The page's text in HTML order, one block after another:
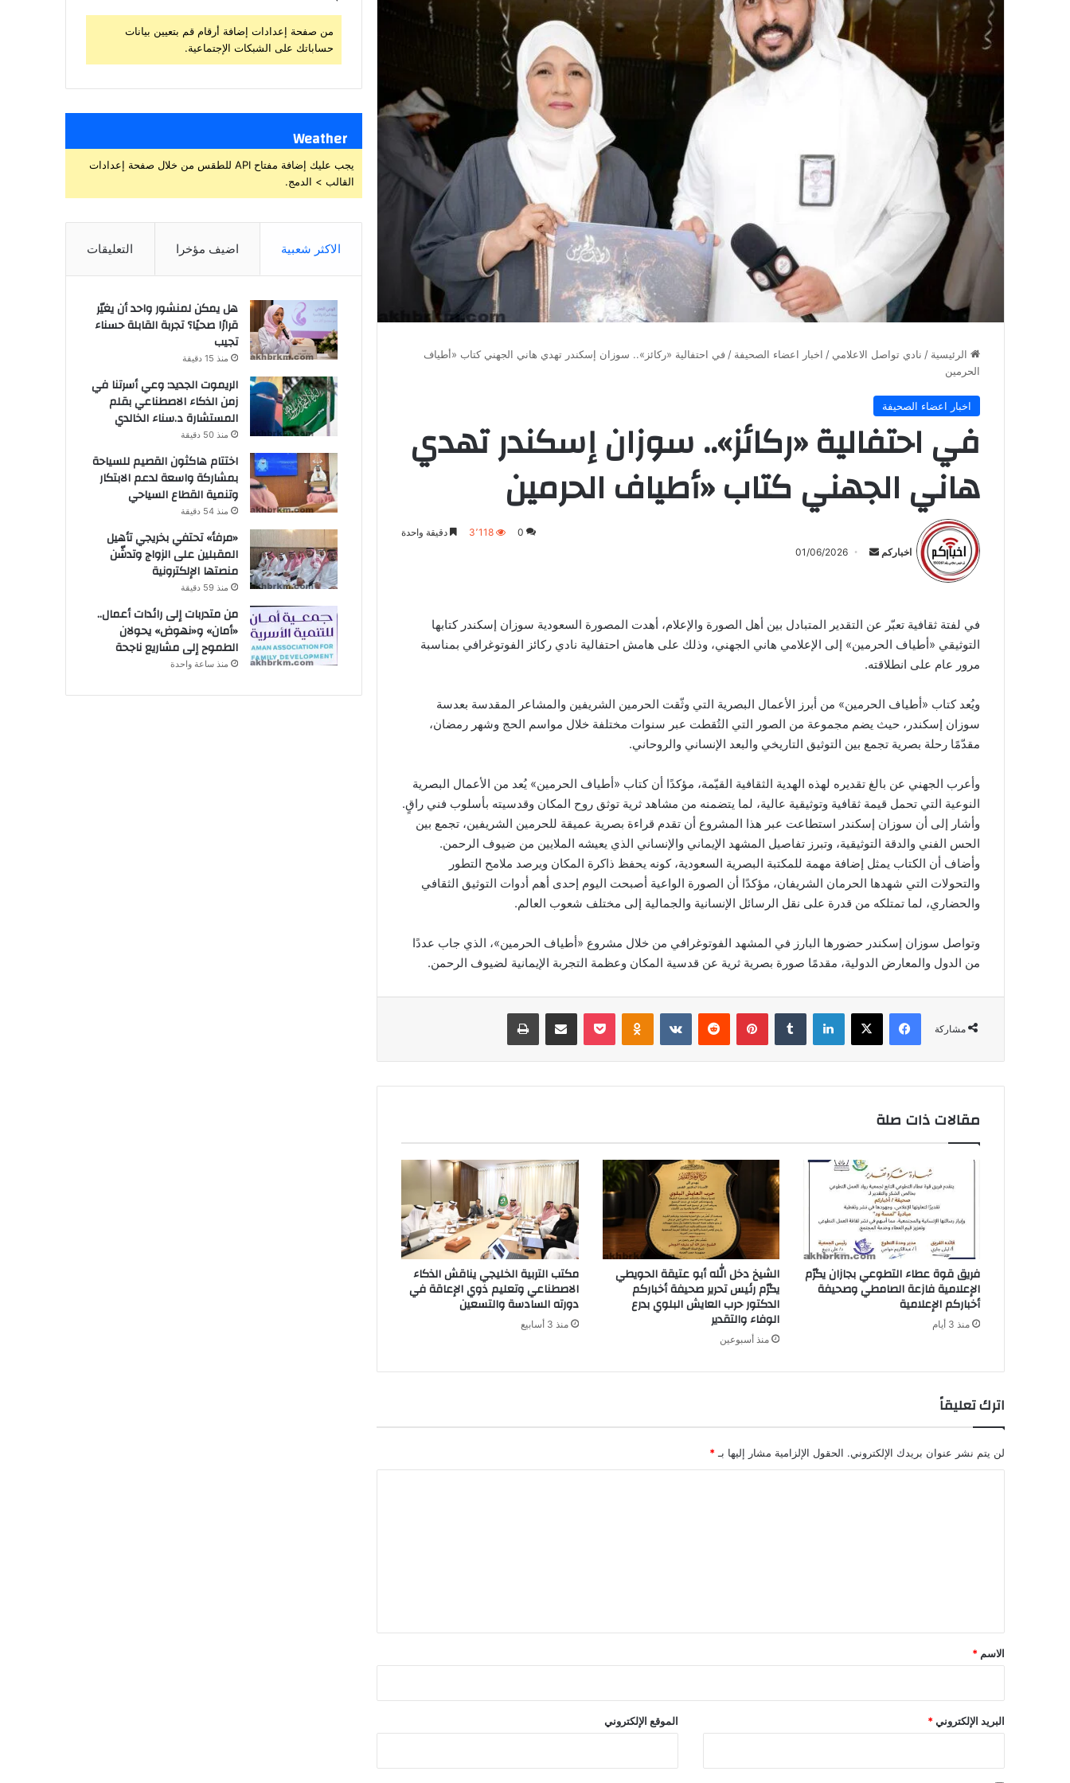
الرئيسية / نادي تواصل الاعلامي / اخبار اعضاء الصحيفة / في احتفالية «ركائز».. سوزان إسكندر تهدي هاني الجهني كتاب «أطياف
الحرمين
اخبار اعضاء الصحيفة
في احتفالية «ركائز».. سوزان إسكندر تهدي
هاني الجهني كتاب «أطياف الحرمين
اخباركم
بريدا
01/06/2026
0 3٬118 دقيقة واحدة
في لفتة ثقافية تعبّر عن التقدير المتبادل بين أهل الصورة والإعلام، أهدت المصورة السعودية سوزان إسكندر كتابها
التوثيقي «أطياف الحرمين» إلى الإعلامي هاني الجهني، وذلك على هامش احتفالية نادي ركائز الفوتوغرافي بمناسبة
مرور عام على انطلاقته.
ويُعد كتاب «أطياف الحرمين» من أبرز الأعمال البصرية التي وثّقت الحرمين الشريفين والمشاعر المقدسة بعدسة
سوزان إسكندر، حيث يضم مجموعة من الصور التي التُقطت عبر سنوات مختلفة خلال مواسم الحج وشهر رمضان،
مقدّمًا رحلة بصرية تجمع بين التوثيق التاريخي والبعد الإنساني والروحاني.
وأعرب الجهني عن بالغ تقديره لهذه الهدية الثقافية القيّمة، مؤكدًا أن كتاب «أطياف الحرمين» يُعد من الأعمال البصرية
النوعية التي تحمل قيمة ثقافية وتوثيقية عالية، لما يتضمنه من مشاهد ثرية توثق روح المكان وقدسيته بأسلوب فني راقٍ.
وأشار إلى أن سوزان إسكندر استطاعت عبر هذا المشروع أن تقدم قراءة بصرية عميقة للحرمين الشريفين، تجمع بين
الحس الفني والدقة التوثيقية، وتبرز تفاصيل المشهد الإيماني والإنساني الذي يعيشه الملايين من ضيوف الرحمن.
وأضاف أن الكتاب يمثل إضافة مهمة للمكتبة البصرية السعودية، كونه يحفظ ذاكرة المكان ويرصد ملامح التطور
والتحولات التي شهدها الحرمان الشريفان، مؤكدًا أن الصورة الواعية أصبحت اليوم إحدى أهم أدوات التوثيق الثقافي
والحضاري، لما تمتلكه من قدرة على نقل الرسائل الإنسانية والجمالية إلى مختلف شعوب العالم.
وتواصل سوزان إسكندر حضورها البارز في المشهد الفوتوغرافي من خلال مشروع «أطياف الحرمين»، الذي جاب عددًا
من الدول والمعارض الدولية، مقدمًا صورة بصرية ثرية عن قدسية المكان وعظمة التجربة الإيمانية لضيوف الرحمن.
مشاركة
فيسبوك ‫X لينكدإن ‏Tumblr بينتيريست
‏Reddit
‏VKontakte
Odnoklassniki
‫Pocket مشاركة عبر البريد طباعة
مقالات ذات صلة
فريق قوة عطاء التطوعي بجازان يكرّم
الإعلامية فازعة الصامطي وصحيفة
أخباركم الإعلامية
منذ 3 أيام
الشيخ دخل الله أبو عتيقة الحويطي
يكرّم رئيس تحرير صحيفة أخباركم
الدكتور حرب العايش البلوي بدرع
الوفاء والتقدير
منذ أسبوعين
مكتب التربية الخليجي يناقش الذكاء
الاصطناعي وتعليم ذوي الإعاقة في
دورته السادسة والتسعين
منذ 3 أسابيع
اترك تعليقاً
لن يتم نشر عنوان بريدك الإلكتروني. الحقول الإلزامية مشار إليها بـ*
*
الاسم*
البريد الإلكتروني* الموقع الإلكتروني
من صفحة إعدادات إضافة أرقام قم بتعيين بيانات
حساباتك على الشبكات الإجتماعية.
Weather
يجب عليك إضافة مفتاح API للطقس من خلال صفحة إعدادات
القالب > الدمج.
الاكثر شعبية اضيف مؤخرا التعليقات
هل يمكن لمنشور واحد أن يغيّر
قرارًا صحيًا؟ تجربة القابلة حسناء
تجيب
منذ 15 دقيقة
الريموت الجديد: وعي أسرتنا في
زمن الذكاء الاصطناعي بقلم
المستشارة د.سناء الخالدي
منذ 50 دقيقة
اختتام هاكثون القصيم للسياحة
بمشاركة واسعة لدعم الابتكار
وتنمية القطاع السياحي
منذ 54 دقيقة
«مرفأ» تحتفي بخريجي تأهيل
المقبلين على الزواج وتدشّن
منصتها الإلكترونية
منذ 59 دقيقة
من متدربات إلى رائدات أعمال..
«أمان» و«نهوض» يحولان
الطموح إلى مشاريع ناجحة
منذ ساعة واحدة